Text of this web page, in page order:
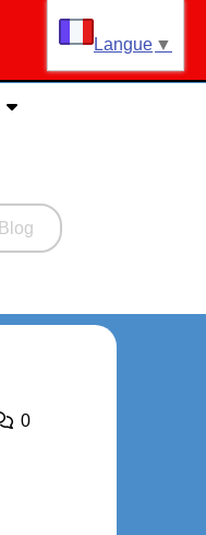
Blog
0
Langue ▼